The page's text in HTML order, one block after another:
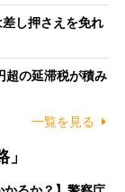
し押さえを免れ
超の延滞税が積み
一覧を見る